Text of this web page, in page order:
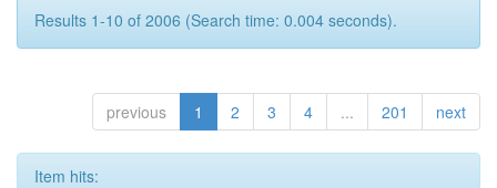
Results 1-10 of 2006 (Search time: 0.004 seconds).
previous 1 2 3 4 ... 201 next
Item hits: